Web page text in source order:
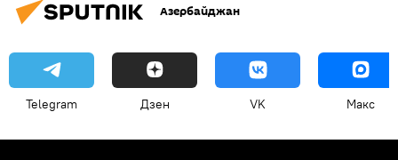
Азербайджан
Telegram Дзен VK Макс